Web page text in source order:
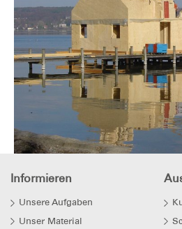
Informieren
Unsere Aufgaben
Unser Material